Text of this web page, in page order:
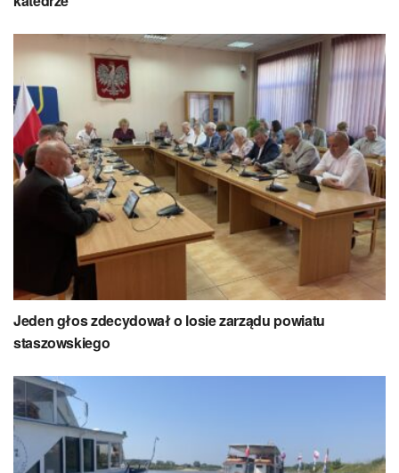
Jeden głos zdecydował o losie zarządu powiatu
staszowskiego